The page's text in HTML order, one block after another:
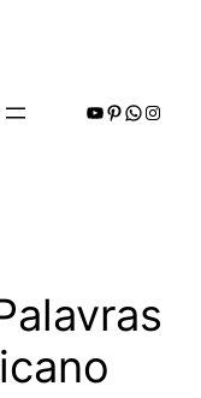
Youtube
Pinterest